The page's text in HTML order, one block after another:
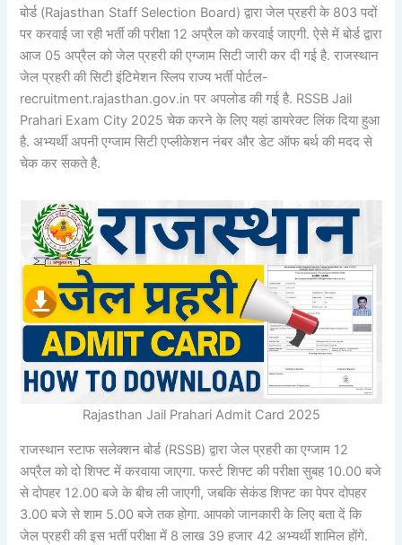
बोर्ड (Rajasthan Staff Selection Board) द्वारा जेल प्रहरी के 803 पदों
पर करवाई जा रही भर्ती की परीक्षा 12 अप्रैल को करवाई जाएगी. ऐसे में बोर्ड द्वारा
आज 05 अप्रैल को जेल प्रहरी की एग्जाम सिटी जारी कर दी गई है. राजस्थान
जेल प्रहरी की सिटी इंटिमेशन स्लिप राज्य भर्ती पोर्टल-
recruitment.rajasthan.gov.in पर अपलोड की गई है. RSSB Jail
Prahari Exam City 2025 चेक करने के लिए यहां डायरेक्ट लिंक दिया हुआ
है. अभ्यर्थी अपनी एग्जाम सिटी एप्लीकेशन नंबर और डेट ऑफ बर्थ की मदद से
चेक कर सकते है.
Rajasthan Jail Prahari Admit Card 2025
राजस्थान स्टाफ सलेक्शन बोर्ड (RSSB) द्वारा जेल प्रहरी का एग्जाम 12
अप्रैल को दो शिफ्ट में करवाया जाएगा. फर्स्ट शिफ्ट की परीक्षा सुबह 10.00 बजे
से दोपहर 12.00 बजे के बीच ली जाएगी, जबकि सेकंड शिफ्ट का पेपर दोपहर
3.00 बजे से शाम 5.00 बजे तक होगा. आपको जानकारी के लिए बता दें कि
जेल प्रहरी की इस भर्ती परीक्षा में 8 लाख 39 हजार 42 अभ्यर्थी शामिल होंगे.